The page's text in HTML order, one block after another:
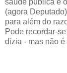
saúde pública e
(agora
para além do
Pode recordar-
dizia - mas não